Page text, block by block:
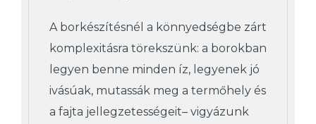
A borkészítésnél a könnyedségbe zárt
komplexitásra törekszünk: a borokban
legyen benne minden íz, legyenek jó
ivásúak, mutassák meg a termőhely és
a fajta jellegzetességeit– vigyázunk